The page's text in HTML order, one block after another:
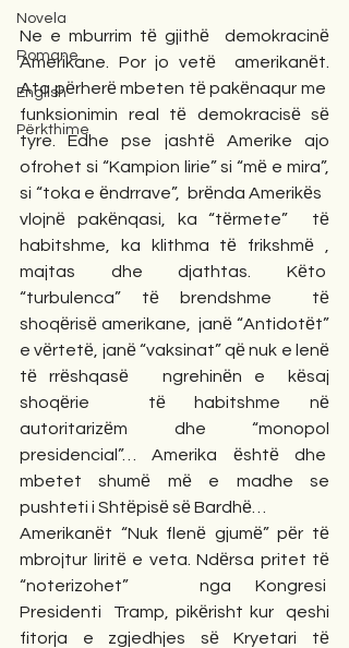
Novela
Romane
English
Përkthime
Ne e mburrim tё gjithё  demokracinё
Amerikane. Por jo vetё  amerikanёt.
Ata pёrherё mbeten tё pakёnaqur me
funksionimin real tё demokracisё sё
tyre. Edhe pse jashtё Amerike ajo
ofrohet si “Kampion lirie” si “mё e mira”,
si “toka e ёndrrave”,  brёnda Amerikёs
vlojnё pakёnqasi, ka “tёrmete”  tё
habitshme, ka klithma tё frikshmё ,
majtas dhe djathtas. Kёto
“turbulenca” tё brendshme  tё
shoqёrisё amerikane,  janё “Antidotёt”
e vёrtetё, janё “vaksinat” qё nuk e lenё
tё rrёshqasё   ngrehinёn e  kёsaj
shoqёrie  tё habitshme nё
autoritarizёm dhe “monopol
presidencial”… Amerika ёshtё dhe
mbetet shumё mё e madhe se
pushteti i Shtёpisё sё Bardhё…
Amerikanёt “Nuk flenё gjumё” pёr tё
mbrojtur liritё e veta. Ndёrsa pritet tё
“noterizohet”   nga Kongresi
Presidenti  Tramp, pikёrisht kur  qeshi
fitorja e zgjedhjes sё Kryetari tё